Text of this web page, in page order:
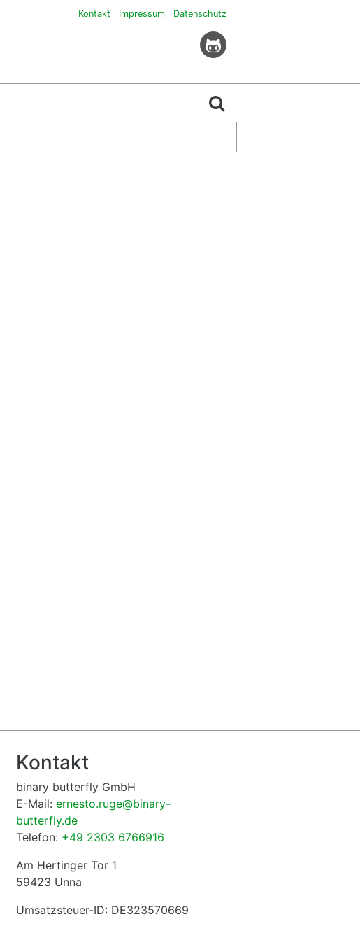
Kontakt Impressum Datenschutz
Kontakt
binary butterfly GmbH
E-Mail:ernesto.ruge@binary-
butterfly.de
Telefon: +49 2303 6766916
Am Hertinger Tor 1
59423 Unna
Umsatzsteuer-ID: DE323570669